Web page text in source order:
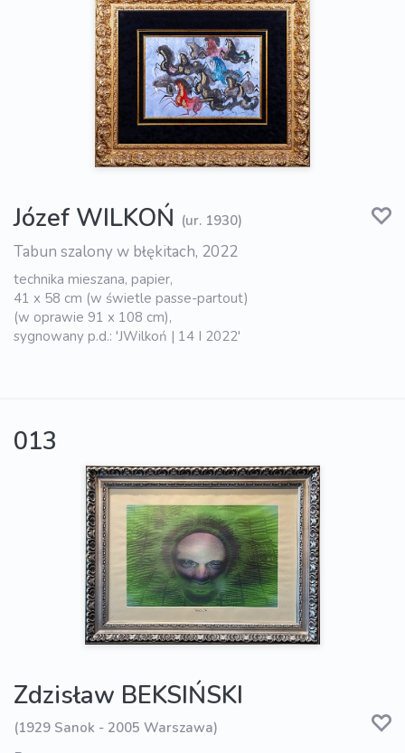
Józef WILKOŃ (ur. 1930)
Tabun szalony w błękitach, 2022
technika mieszana, papier,
41 x 58 cm (w świetle passe-partout)
(w oprawie 91 x 108 cm),
sygnowany p.d.: 'JWilkoń | 14 I 2022'
013
Zdzisław BEKSIŃSKI
(1929 Sanok - 2005 Warszawa)